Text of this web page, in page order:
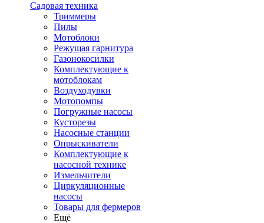
Садовая техника
Триммеры
Пилы
Мотоблоки
Режущая гарнитура
Газонокосилки
Комплектующие к
мотоблокам
Воздуходувки
Мотопомпы
Погружные насосы
Кусторезы
Насосные станции
Опрыскиватели
Комплектующие к
насосной технике
Измельчители
Циркуляционные
насосы
Товары для фермеров
Ещё